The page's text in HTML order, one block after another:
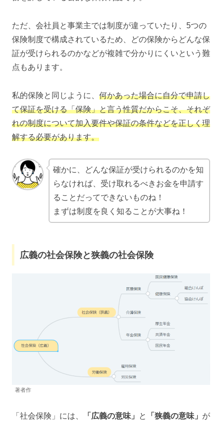
ただ、会社員と事業主では制度が違っていたり、5つの
保険制度で構成されているため、どの保険からどんな保
証が受けられるのかなどが複雑で分かりにくいという難
点もあります。
私的保険と同じように、 何かあった場合に自分で申請し
て保証を受ける「保険」と言う性質だからこそ、それぞ
れの制度について加入要件や保証の条件などを正しく理
解する必要があります。
確かに、どんな保証が受けられるのかを知
らなければ、受け取れるべきお金を申請す
ることだってできないものね！
まずは制度を良く知ることが大事ね！
広義の社会保険と狭義の社会保険
著者作
「社会保険」には、 「広義の意味」 と 「狭義の意味」 が